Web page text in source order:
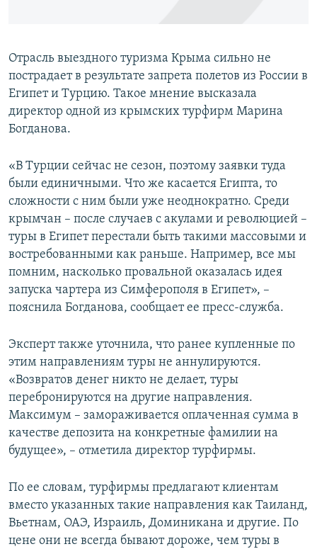
Все сайты RFE/RL
Отрасль выездного туризма Крыма сильно не
пострадает в результате запрета полетов из России в
Египет и Турцию. Такое мнение высказала
директор одной из крымских турфирм Марина
Богданова.
«В Турции сейчас не сезон, поэтому заявки туда
были единичными. Что же касается Египта, то
сложности с ним были уже неоднократно. Среди
крымчан – после случаев с акулами и революцией –
туры в Египет перестали быть такими массовыми и
востребованными как раньше. Например, все мы
помним, насколько провальной оказалась идея
запуска чартера из Симферополя в Египет», –
пояснила Богданова, сообщает ее пресс-служба.
Эксперт также уточнила, что ранее купленные по
этим направлениям туры не аннулируются.
«Возвратов денег никто не делает, туры
перебронируются на другие направления.
Максимум – замораживается оплаченная сумма в
качестве депозита на конкретные фамилии на
будущее», – отметила директор турфирмы.
По ее словам, турфирмы предлагают клиентам
вместо указанных такие направления как Таиланд,
Вьетнам, ОАЭ, Израиль, Доминикана и другие. По
цене они не всегда бывают дороже, чем туры в